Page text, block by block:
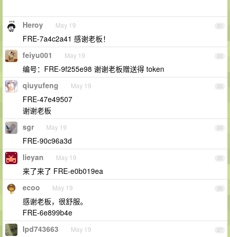
21
Heroy May 19
FRE-7a4c2a41 感谢老板！
22
feiyu001 May 19
编号：FRE-9f255e98 谢谢老板赠送得 token
23
qiuyufeng May 19
FRE-47e49507
谢谢老板
24
sgr May 19
FRE-90c96a3d
25
lieyan May 19
来了来了 FRE-e0b019ea
26
ecoo May 19
感谢老板，很舒服。
FRE-6e899b4e
27
lpd743663 May 19